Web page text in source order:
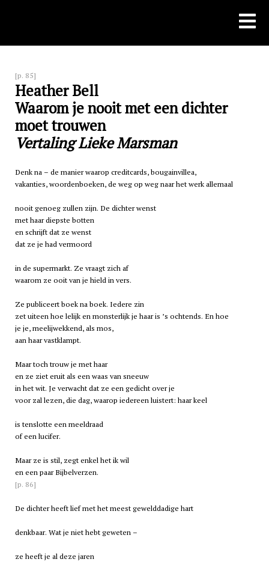
[p. 85]
Heather Bell
Waarom je nooit met een dichter
moet trouwen
Vertaling Lieke Marsman
Denk na – de manier waarop creditcards, bougainvillea,
vakanties, woordenboeken, de weg op weg naar het werk allemaal
nooit genoeg zullen zijn. De dichter wenst
met haar diepste botten
en schrijft dat ze wenst
dat ze je had vermoord
in de supermarkt. Ze vraagt zich af
waarom ze ooit van je hield in vers.
Ze publiceert boek na boek. Iedere zin
zet uiteen hoe lelijk en monsterlijk je haar is ’s ochtends. En hoe
je je, meelijwekkend, als mos,
aan haar vastklampt.
Maar toch trouw je met haar
en ze ziet eruit als een waas van sneeuw
in het wit. Je verwacht dat ze een gedicht over je
voor zal lezen, die dag, waarop iedereen luistert: haar keel
is tenslotte een meeldraad
of een lucifer.
Maar ze is stil, zegt enkel hetik wil
en een paar Bijbelverzen.
[p. 86]
De dichter heeft lief met het meest gewelddadige hart
denkbaar. Wat je niet hebt geweten –
ze heeft je al deze jaren